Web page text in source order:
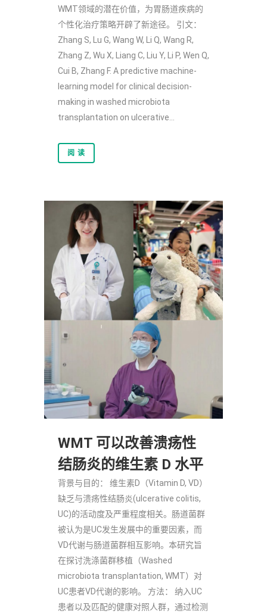
WMT领域的潜在价值，为胃肠道疾病的
个性化治疗策略开辟了新途径。 引文：
Zhang S, Lu G, Wang W, Li Q, Wang R,
Zhang Z, Wu X, Liang C, Liu Y, Li P, Wen Q,
Cui B, Zhang F. A predictive machine-
learning model for clinical decision-
making in washed microbiota
transplantation on ulcerative...
阅 读
WMT 可以改善溃疡性
结肠炎的维生素 D 水平
背景与目的： 维生素D（Vitamin D, VD）
缺乏与溃疡性结肠炎(ulcerative colitis,
UC)的活动度及严重程度相关。肠道菌群
被认为是UC发生发展中的重要因素，而
VD代谢与肠道菌群相互影响。本研究旨
在探讨洗涤菌群移植（Washed
microbiota transplantation, WMT）对
UC患者VD代谢的影响。 方法： 纳入UC
患者以及匹配的健康对照人群，通过检测